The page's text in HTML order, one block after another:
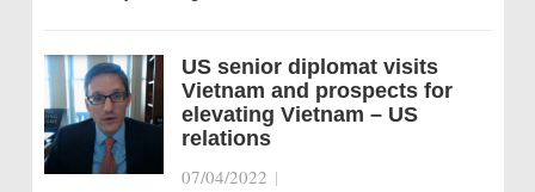
US senior diplomat visits
Vietnam and prospects for
elevating Vietnam – US
relations
07/04/2022 |